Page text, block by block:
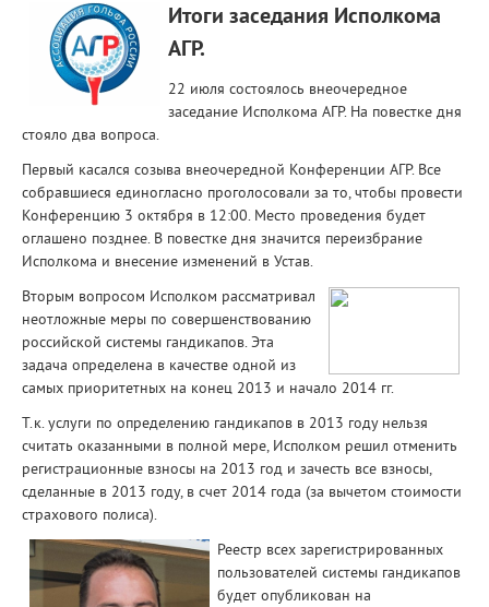
Итоги заседания Исполкома
АГР.
22 июля состоялось внеочередное
заседание Исполкома АГР. На повестке дня
стояло два вопроса.
Первый касался созыва внеочередной Конференции АГР. Все
собравшиеся единогласно проголосовали за то, чтобы провести
Конференцию 3 октября в 12:00. Место проведения будет
оглашено позднее. В повестке дня значится переизбрание
Исполкома и внесение изменений в Устав.
Вторым вопросом Исполком рассматривал
неотложные меры по совершенствованию
российской системы гандикапов. Эта
задача определена в качестве одной из
самых приоритетных на конец 2013 и начало 2014 гг.
Т.к. услуги по определению гандикапов в 2013 году нельзя
считать оказанными в полной мере, Исполком решил отменить
регистрационные взносы на 2013 год и зачесть все взносы,
сделанные в 2013 году, в счет 2014 года (за вычетом стоимости
страхового полиса).
Реестр всех зарегистрированных
пользователей системы гандикапов
будет опубликован на